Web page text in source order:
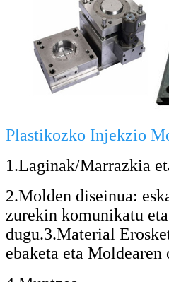
Plastikozko Injekzio
1.Laginak/Marrazkia
2.Molden diseinua:
zurekin komunikatu
dugu.3.Material
ebaketa eta